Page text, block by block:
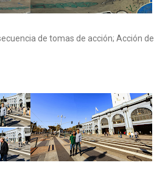
de tomas de acción; Acción de